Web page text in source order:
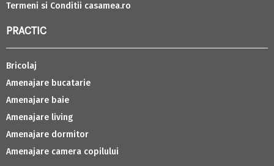
Termeni si Conditii casamea.ro
PRACTIC
Bricolaj
Amenajare bucatarie
Amenajare baie
Amenajare living
Amenajare dormitor
Amenajare camera copilului